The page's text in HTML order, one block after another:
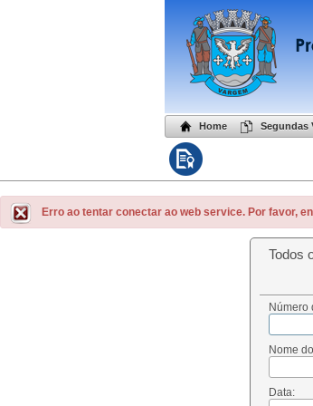
Home Segundas
Erro ao tentar conectar ao web service. Por favor,
Todos
Número
Nome
Data: